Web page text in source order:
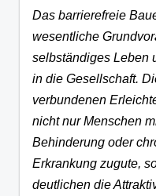
Das barrierefreie
wesentliche
selbständiges Leben
in die Gesellschaft.
verbundenen
nicht nur Menschen
Behinderung oder
Erkrankung zugute,
deutlichen die